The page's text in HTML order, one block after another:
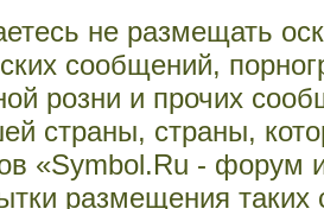
не размещать
сообщений,
розни и прочих
страны, страны,
«Symbol.Ru - форум
размещения